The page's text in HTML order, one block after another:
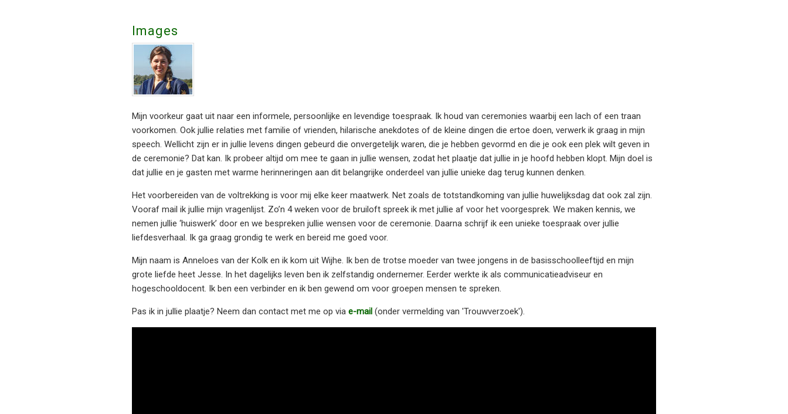
Images
Mijn voorkeur gaat uit naar een informele, persoonlijke en levendige toespraak. Ik houd van ceremonies waarbij een lach of een traan
voorkomen. Ook jullie relaties met familie of vrienden, hilarische anekdotes of de kleine dingen die ertoe doen, verwerk ik graag in mijn
speech. Wellicht zijn er in jullie levens dingen gebeurd die onvergetelijk waren, die je hebben gevormd en die je ook een plek wilt geven in
de ceremonie? Dat kan. Ik probeer altijd om mee te gaan in jullie wensen, zodat het plaatje dat jullie in je hoofd hebben klopt. Mijn doel is
dat jullie en je gasten met warme herinneringen aan dit belangrijke onderdeel van jullie unieke dag terug kunnen denken.
Het voorbereiden van de voltrekking is voor mij elke keer maatwerk. Net zoals de totstandkoming van jullie huwelijksdag dat ook zal zijn.
Vooraf mail ik jullie mijn vragenlijst. Zo’n 4 weken voor de bruiloft spreek ik met jullie af voor het voorgesprek. We maken kennis, we
nemen jullie ‘huiswerk’ door en we bespreken jullie wensen voor de ceremonie. Daarna schrijf ik een unieke toespraak over jullie
liefdesverhaal. Ik ga graag grondig te werk en bereid me goed voor.
Mijn naam is Anneloes van der Kolk en ik kom uit Wijhe. Ik ben de trotse moeder van twee jongens in de basisschoolleeftijd en mijn
grote liefde heet Jesse. In het dagelijks leven ben ik zelfstandig ondernemer. Eerder werkte ik als communicatieadviseur en
hogeschooldocent. Ik ben een verbinder en ik ben gewend om voor groepen mensen te spreken.
Pas ik in jullie plaatje? Neem dan contact met me op via e-mail (onder vermelding van 'Trouwverzoek').